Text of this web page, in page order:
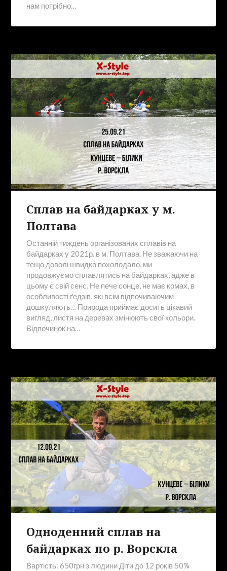
нам потрібно…
Сплав на байдарках у м.
Полтава
Останній тиждень організованих сплавів на
байдарках у 2021р. в м. Полтава. Не зважаючи на
тещо доволі швидко похолодало, ми
продовжуємо сплавлятись на байдарках, адже в
цьому є свій сенс. Не пече сонце, не має комах, в
особливості ґедзів, які всім відпочиваючим
дошкуляють… Природа приймає досить цікавий
вигляд, листя на деревах змінюють свої кольори.
Відпочинок на…
Одноденний сплав на
байдарках по р. Ворскла
Вартість: 650грн з людини Діти до 12 років 50%